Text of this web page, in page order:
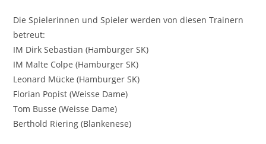
Die Spielerinnen und Spieler werden von diesen Trainern
betreut:
IM Dirk Sebastian (Hamburger SK)
IM Malte Colpe (Hamburger SK)
Leonard Mücke (Hamburger SK)
Florian Popist (Weisse Dame)
Tom Busse (Weisse Dame)
Berthold Riering (Blankenese)